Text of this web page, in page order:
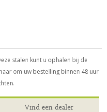
stalen kunt u ophalen bij de
om uw bestelling binnen 48 uur
Vind een dealer